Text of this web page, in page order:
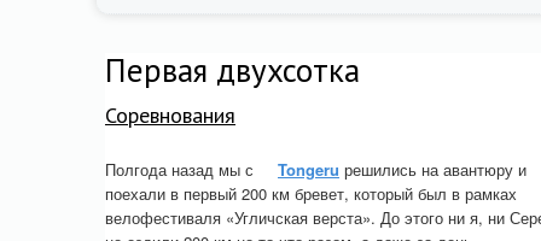
Первая двухсотка
Соревнования
Полгода назад мы с Tongeru решились на авантюру и
поехали в первый 200 км бревет, который был в рамках
велофестиваля «Угличская верста». До этого ни я, ни